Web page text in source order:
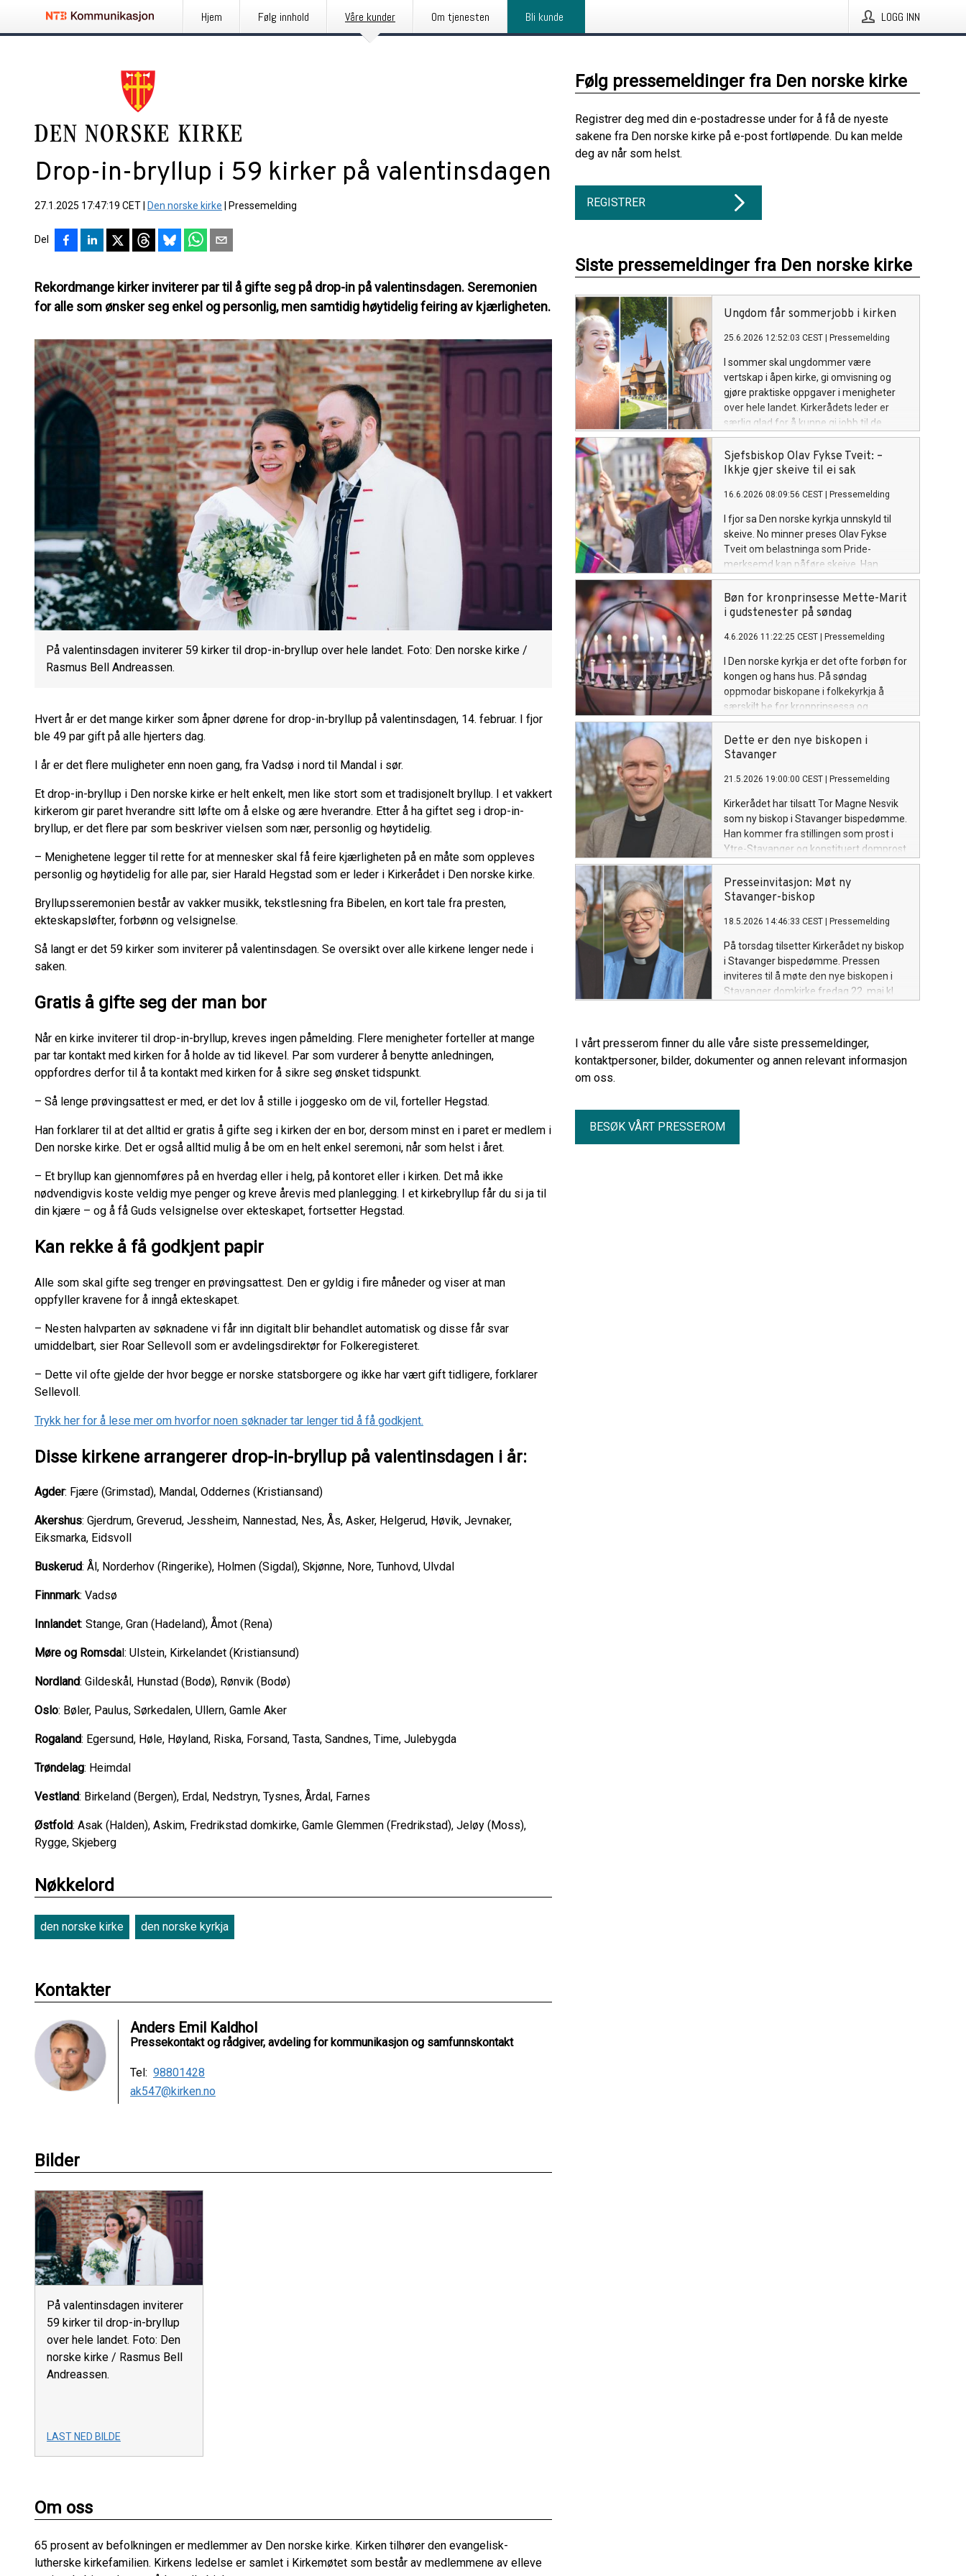
Hjem Følg innhold Våre kunder Om tjenesten Bli kunde LOGG INN
Drop-in-bryllup i 59 kirker på valentinsdagen
27.1.2025 17:47:19 CET Den norske kirke Pressemelding
Del
Rekordmange kirker inviterer par til å gifte seg på drop-in på valentinsdagen. Seremonien
for alle som ønsker seg enkel og personlig, men samtidig høytidelig feiring av kjærligheten.
På valentinsdagen inviterer 59 kirker til drop-in-bryllup over hele landet. Foto: Den norske kirke /
Rasmus Bell Andreassen.
Hvert år er det mange kirker som åpner dørene for drop-in-bryllup på valentinsdagen, 14. februar. I fjor
ble 49 par gift på alle hjerters dag.
I år er det flere muligheter enn noen gang, fra Vadsø i nord til Mandal i sør.
Et drop-in-bryllup i Den norske kirke er helt enkelt, men like stort som et tradisjonelt bryllup. I et vakkert
kirkerom gir paret hverandre sitt løfte om å elske og ære hverandre. Etter å ha giftet seg i drop-in-
bryllup, er det flere par som beskriver vielsen som nær, personlig og høytidelig.
– Menighetene legger til rette for at mennesker skal få feire kjærligheten på en måte som oppleves
personlig og høytidelig for alle par, sier Harald Hegstad som er leder i Kirkerådet i Den norske kirke.
Bryllupsseremonien består av vakker musikk, tekstlesning fra Bibelen, en kort tale fra presten,
ekteskapsløfter, forbønn og velsignelse.
Så langt er det 59 kirker som inviterer på valentinsdagen. Se oversikt over alle kirkene lenger nede i
saken.
Gratis å gifte seg der man bor
Når en kirke inviterer til drop-in-bryllup, kreves ingen påmelding. Flere menigheter forteller at mange
par tar kontakt med kirken for å holde av tid likevel. Par som vurderer å benytte anledningen,
oppfordres derfor til å ta kontakt med kirken for å sikre seg ønsket tidspunkt.
– Så lenge prøvingsattest er med, er det lov å stille i joggesko om de vil, forteller Hegstad.
Han forklarer til at det alltid er gratis å gifte seg i kirken der en bor, dersom minst en i paret er medlem i
Den norske kirke. Det er også alltid mulig å be om en helt enkel seremoni, når som helst i året.
– Et bryllup kan gjennomføres på en hverdag eller i helg, på kontoret eller i kirken. Det må ikke
nødvendigvis koste veldig mye penger og kreve årevis med planlegging. I et kirkebryllup får du si ja til
din kjære – og å få Guds velsignelse over ekteskapet, fortsetter Hegstad.
Kan rekke å få godkjent papir
Alle som skal gifte seg trenger en prøvingsattest. Den er gyldig i fire måneder og viser at man
oppfyller kravene for å inngå ekteskapet.
– Nesten halvparten av søknadene vi får inn digitalt blir behandlet automatisk og disse får svar
umiddelbart, sier Roar Sellevoll som er avdelingsdirektør for Folkeregisteret.
– Dette vil ofte gjelde der hvor begge er norske statsborgere og ikke har vært gift tidligere, forklarer
Sellevoll.
Trykk her for å lese mer om hvorfor noen søknader tar lenger tid å få godkjent.
Disse kirkene arrangerer drop-in-bryllup på valentinsdagen i år:
Agder: Fjære (Grimstad), Mandal, Oddernes (Kristiansand)
Akershus: Gjerdrum, Greverud, Jessheim, Nannestad, Nes, Ås, Asker, Helgerud, Høvik, Jevnaker,
Eiksmarka, Eidsvoll
Buskerud: Ål, Norderhov (Ringerike), Holmen (Sigdal), Skjønne, Nore, Tunhovd, Ulvdal
Finnmark: Vadsø
Innlandet: Stange, Gran (Hadeland), Åmot (Rena)
Møre og Romsda l: Ulstein, Kirkelandet (Kristiansund)
Nordland: Gildeskål, Hunstad (Bodø), Rønvik (Bodø)
Oslo: Bøler, Paulus, Sørkedalen, Ullern, Gamle Aker
Rogaland: Egersund, Høle, Høyland, Riska, Forsand, Tasta, Sandnes, Time, Julebygda
Trøndelag: Heimdal
Vestland: Birkeland (Bergen), Erdal, Nedstryn, Tysnes, Årdal, Farnes
Østfold: Asak (Halden), Askim, Fredrikstad domkirke, Gamle Glemmen (Fredrikstad), Jeløy (Moss),
Rygge, Skjeberg
Nøkkelord
den norske kirke den norske kyrkja
Kontakter
Anders Emil Kaldhol
Pressekontakt og rådgiver, avdeling for kommunikasjon og samfunnskontakt
Tel: 98801428
ak547@kirken.no
Bilder
På valentinsdagen inviterer
59 kirker til drop-in-bryllup
over hele landet. Foto: Den
norske kirke / Rasmus Bell
Andreassen.
LAST NED BILDE
Om oss
65 prosent av befolkningen er medlemmer av Den norske kirke. Kirken tilhører den evangelisk-
lutherske kirkefamilien. Kirkens ledelse er samlet i Kirkemøtet som består av medlemmene av elleve
Følg pressemeldinger fra Den norske kirke
Registrer deg med din e-postadresse under for å få de nyeste
sakene fra Den norske kirke på e-post fortløpende. Du kan melde
deg av når som helst.
REGISTRER
Siste pressemeldinger fra Den norske kirke
Ungdom får sommerjobb i kirken
25.6.2026 12:52:03 CEST Pressemelding
I sommer skal ungdommer være
vertskap i åpen kirke, gi omvisning og
gjøre praktiske oppgaver i menigheter
over hele landet. Kirkerådets leder er
særlig glad for å kunne gi jobb til de
under 18 år. Se oversikt over hvilke
menigheter som har fått sommerjobb-
støtte fra kirken nasjonalt her.
Sjefsbiskop Olav Fykse Tveit: –
Ikkje gjer skeive til ei sak
16.6.2026 08:09:56 CEST Pressemelding
I fjor sa Den norske kyrkja unnskyld til
skeive. No minner preses Olav Fykse
Tveit om belastninga som Pride-
merksemd kan påføre skeive. Han
oppmodar alle til å vere medvitne korleis
vi møter kvarandre.
Bøn for kronprinsesse Mette-Marit
i gudstenester på søndag
4.6.2026 11:22:25 CEST Pressemelding
I Den norske kyrkja er det ofte forbøn for
kongen og hans hus. På søndag
oppmodar biskopane i folkekyrkja å
særskilt be for kronprinsessa og
familien.
Dette er den nye biskopen i
Stavanger
21.5.2026 19:00:00 CEST Pressemelding
Kirkerådet har tilsatt Tor Magne Nesvik
som ny biskop i Stavanger bispedømme.
Han kommer fra stillingen som prost i
Ytre-Stavanger og konstituert domprost
i Stavanger. Den nye biskopen
presenteres i Stavanger domkirke i
morgen, 22. mai kl. 11.00.
Presseinvitasjon: Møt ny
Stavanger-biskop
18.5.2026 14:46:33 CEST Pressemelding
På torsdag tilsetter Kirkerådet ny biskop
i Stavanger bispedømme. Pressen
inviteres til å møte den nye biskopen i
Stavanger domkirke fredag 22. mai kl.
I vårt presserom finner du alle våre siste pressemeldinger,
kontaktpersoner, bilder, dokumenter og annen relevant informasjon
om oss.
BESØK VÅRT PRESSEROM